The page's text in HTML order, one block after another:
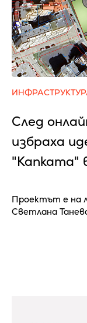
След
избраха
"Капката"
Проектът е на
Светлана